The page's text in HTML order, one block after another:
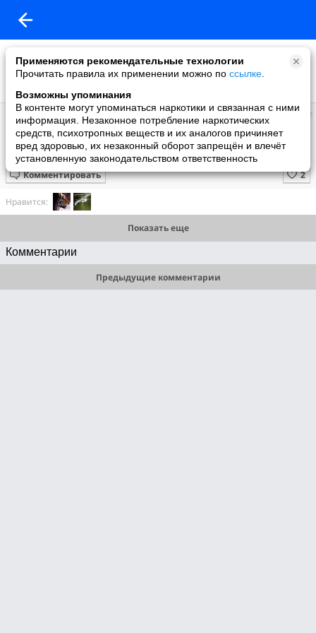
Применяются рекомендательные технологии
Прочитать правила их применении можно по ссылке
Возможны упоминания
В контенте могут упоминаться наркотики и связанная с ними
информация. Незаконное потребление наркотических
средств, психотропных веществ и их аналогов причиняет
вред здоровью, их незаконный оборот запрещён и влечёт
установленную законодательством ответственность
Супер топ
добавил видео
8 июля
Таиланд
Комментировать
Нравится:
Показать еще
Комментарии
Предыдущие комментарии